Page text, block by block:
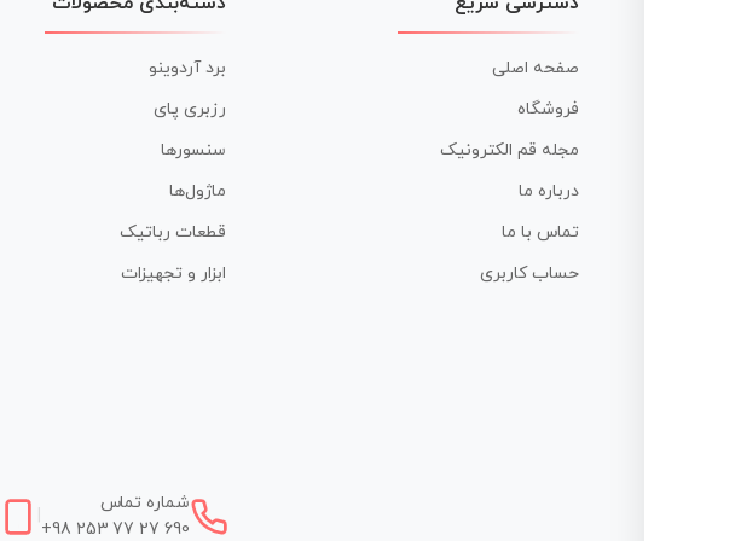
صفحه اصلی
فروشگاه
مجله قم الکترونیک
درباره ما
تماس با ما
حساب کاربری
برد آردوینو
رزبری پای
سنسورها
ماژول‌ها
قطعات رباتیک
ابزار و تجهیزات
شماره تماس
+98 253 77 27 690